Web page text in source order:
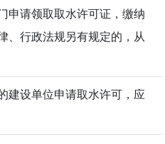
申请领取取水许可证，缴纳
、行政法规另有规定的，从
建设单位申请取水许可，应